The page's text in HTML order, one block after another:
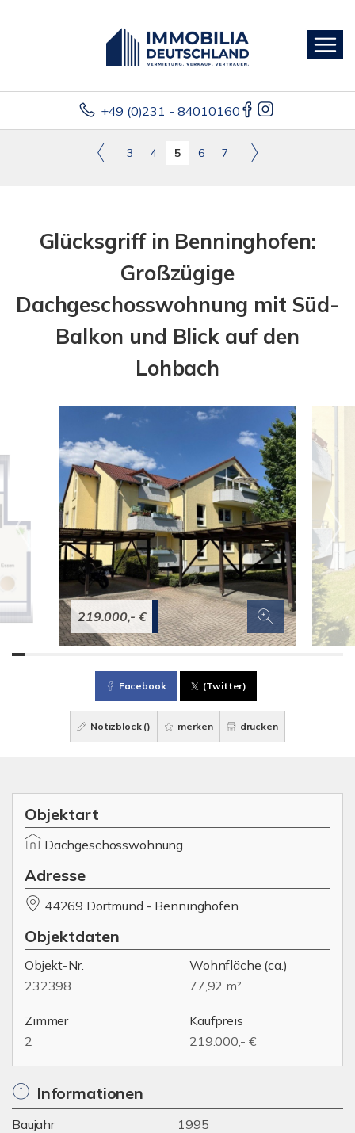
+49 (0)231 - 84010160
3 4 5 6 7
Glücksgriff in Benninghofen:
Großzügige
Dachgeschosswohnung mit Süd-
Balkon und Blick auf den
Lohbach
219.000,- €
Facebook (Twitter)
Notizblock () merken drucken
Objektart
Dachgeschosswohnung
Adresse
44269 Dortmund - Benninghofen
Objektdaten
Objekt-Nr.
232398
Wohnfläche (ca.)
77,92 m²
Zimmer
2
Kaufpreis
219.000,- €
Informationen
Baujahr
1995